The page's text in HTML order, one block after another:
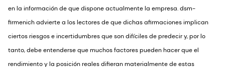
en la información de que dispone actualmente la empresa. dsm-
firmenich advierte a los lectores de que dichas afirmaciones implican
ciertos riesgos e incertidumbres que son difíciles de predecir y, por lo
tanto, debe entenderse que muchos factores pueden hacer que el
rendimiento y la posición reales difieran materialmente de estas